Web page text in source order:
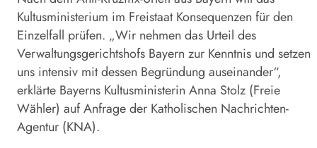
Kultusministerium im Freistaat Konsequenzen für den
Einzelfall prüfen. „Wir nehmen das Urteil des
Verwaltungsgerichtshofs Bayern zur Kenntnis und setzen
uns intensiv mit dessen Begründung auseinander“,
erklärte Bayerns Kultusministerin Anna Stolz (Freie
Wähler) auf Anfrage der Katholischen Nachrichten-
Agentur (KNA).